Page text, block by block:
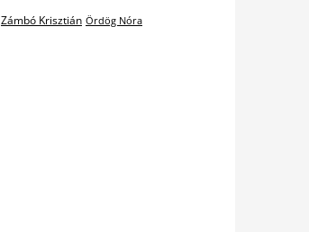
Zámbó Krisztián Ördög Nóra